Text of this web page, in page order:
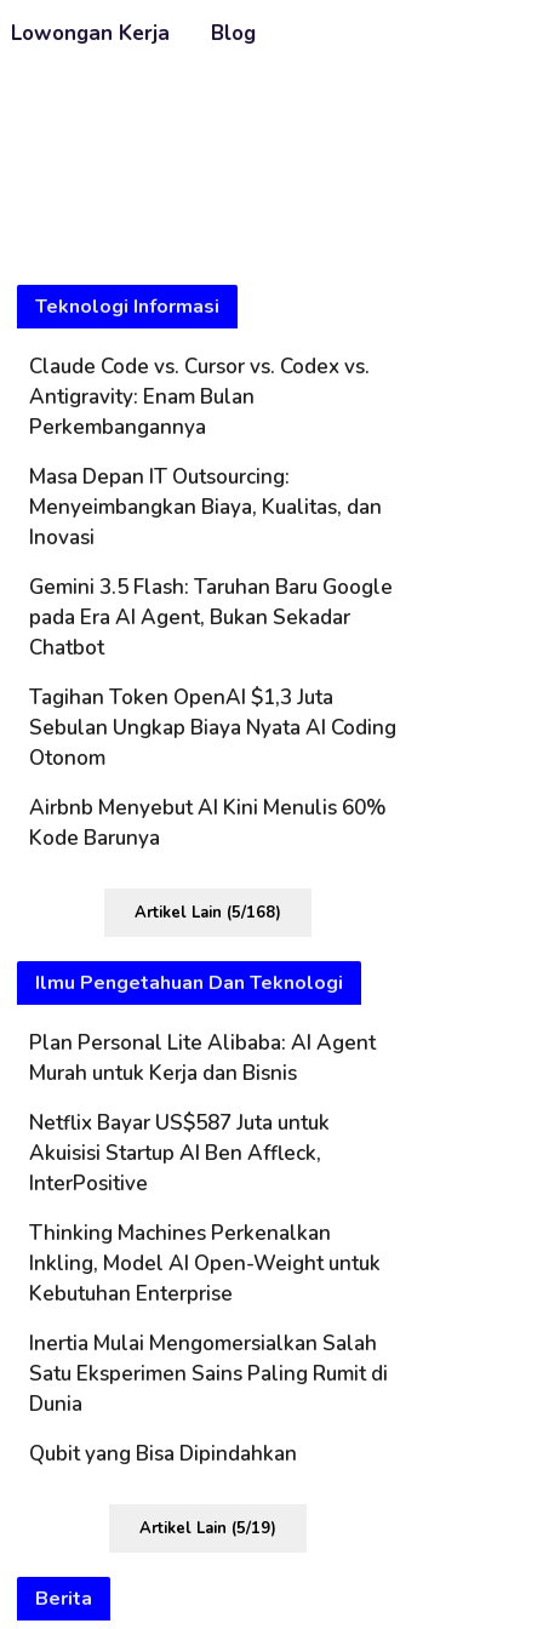
Lowongan Kerja Blog
Teknologi Informasi
Claude Code vs. Cursor vs. Codex vs.
Antigravity: Enam Bulan
Perkembangannya
Masa Depan IT Outsourcing:
Menyeimbangkan Biaya, Kualitas, dan
Inovasi
Gemini 3.5 Flash: Taruhan Baru Google
pada Era AI Agent, Bukan Sekadar
Chatbot
Tagihan Token OpenAI $1,3 Juta
Sebulan Ungkap Biaya Nyata AI Coding
Otonom
Airbnb Menyebut AI Kini Menulis 60%
Kode Barunya
Artikel Lain (5/168)
Ilmu Pengetahuan Dan Teknologi
Plan Personal Lite Alibaba: AI Agent
Murah untuk Kerja dan Bisnis
Netflix Bayar US$587 Juta untuk
Akuisisi Startup AI Ben Affleck,
InterPositive
Thinking Machines Perkenalkan
Inkling, Model AI Open-Weight untuk
Kebutuhan Enterprise
Inertia Mulai Mengomersialkan Salah
Satu Eksperimen Sains Paling Rumit di
Dunia
Qubit yang Bisa Dipindahkan
Artikel Lain (5/19)
Berita